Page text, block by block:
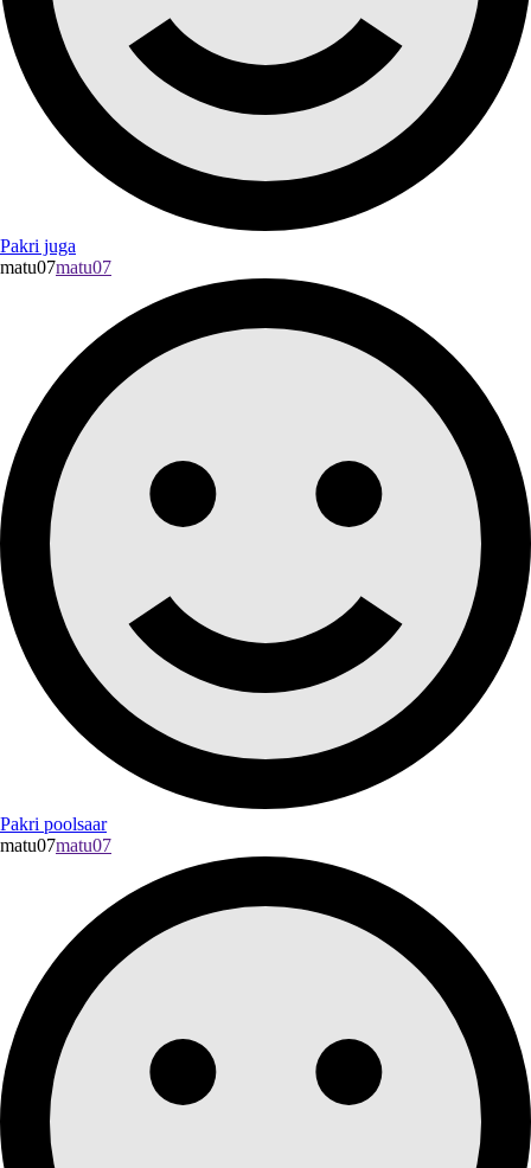
Pakri juga
matu07matu07
Pakri poolsaar
matu07matu07